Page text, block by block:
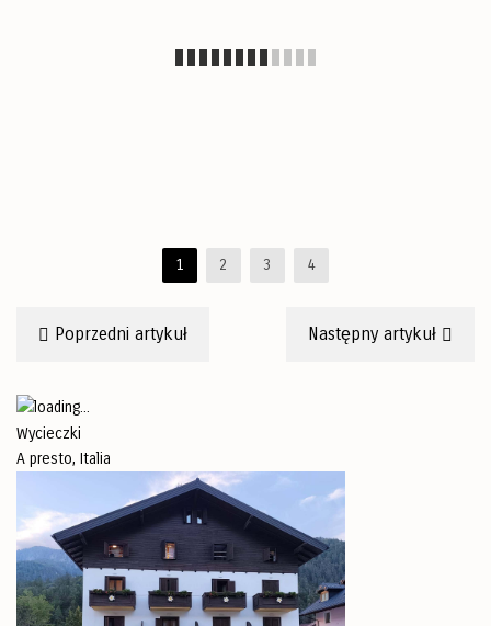
1 2 3 4
Poprzedni artykuł Następny artykuł
Wycieczki
A presto, Italia